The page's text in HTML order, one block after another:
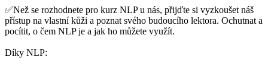
✅Než se rozhodnete pro kurz NLP u nás, přijďte si vyzkoušet náš
přístup na vlastní kůži a poznat svého budoucího lektora. Ochutnat a
pocítit, o čem NLP je a jak ho můžete využít.
Díky NLP: